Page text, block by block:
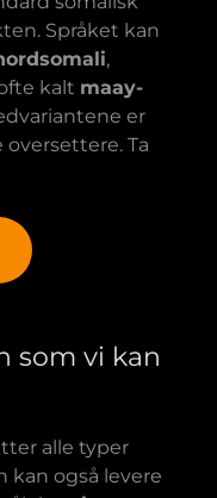
Språket kan
,
kalt maay-
er
Ta
som vi kan
alle typer
kan også levere